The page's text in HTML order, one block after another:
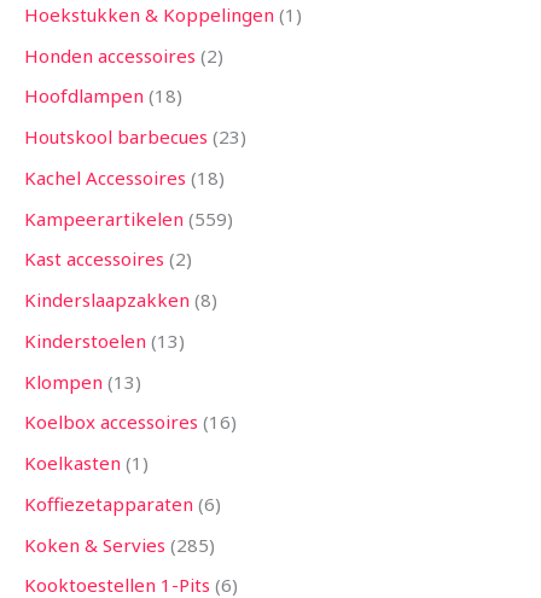
Hoekstukken & Koppelingen 1
Honden accessoires 2
Hoofdlampen 18
Houtskool barbecues 23
Kachel Accessoires 18
Kampeerartikelen 559
Kast accessoires 2
Kinderslaapzakken 8
Kinderstoelen 13
Klompen 13
Koelbox accessoires 16
Koelkasten 1
Koffiezetapparaten 6
Koken & Servies 285
Kooktoestellen 1-Pits 6